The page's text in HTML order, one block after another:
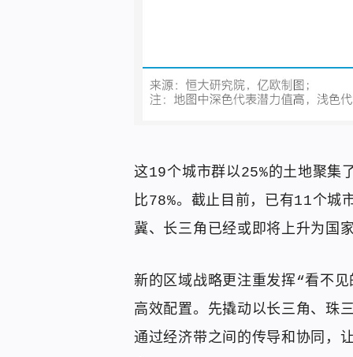
这19个城市群以25%的土地聚集
比78%。截止目前，已有11个城
冀、长三角已经或即将上升为国
新的区域战略更注重发挥“看不
高效配置。先撬动以长三角、珠
通过经济带之间的传导和协同，